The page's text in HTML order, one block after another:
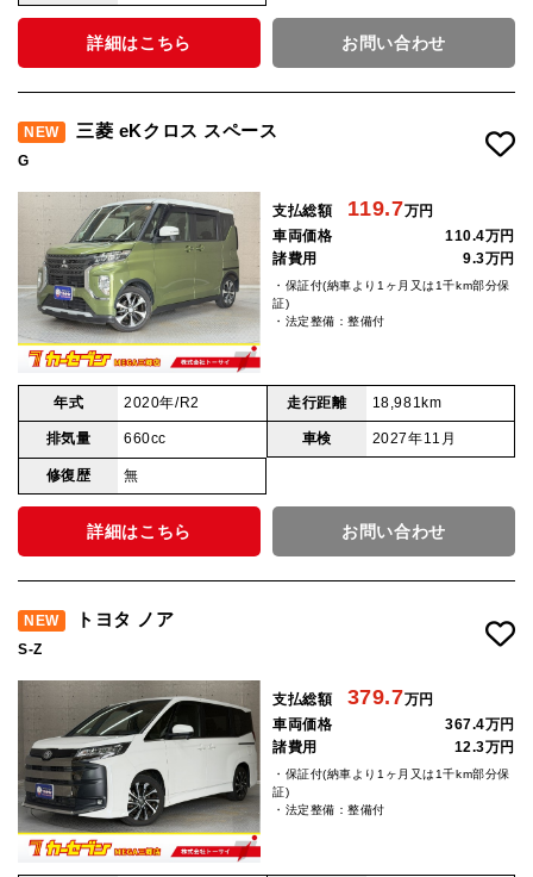
詳細はこちら お問い合わせ
NEW 三菱 eKクロス スペース
G
支払総額 119.7万円
車両価格
110.4万円
諸費用
9.3万円
・保証付(納車より1ヶ月又は1千km部分保
証)
・法定整備：整備付
年式 2020年/R2 走行距離 18,981km
排気量 660cc 車検 2027年11月
修復歴 無
詳細はこちら お問い合わせ
NEW トヨタ ノア
S-Z
支払総額 379.7万円
車両価格
367.4万円
諸費用
12.3万円
・保証付(納車より1ヶ月又は1千km部分保
証)
・法定整備：整備付